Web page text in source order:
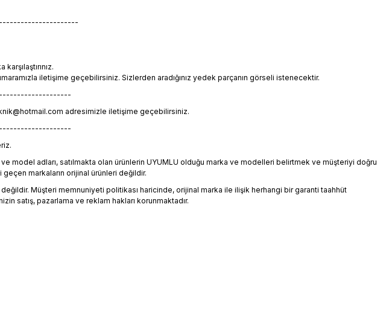
iletişime geçebilirsiniz. Sizlerden aradığınız yedek parçanın görseli istenecektir.
adresimizle iletişime geçebilirsiniz.
model adları, satılmakta olan ürünlerin UYUMLU olduğu marka ve modelleri belirtmek ve müşteriyi doğru
geçen markaların orijinal ürünleri değildir.
değildir. Müşteri memnuniyeti politikası haricinde, orijinal marka ile ilişik herhangi bir garanti taahhüt
satış, pazarlama ve reklam hakları korunmaktadır.